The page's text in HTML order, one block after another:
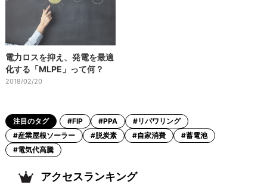
電力ロスを抑え、発電を最適
化する「MLPE」って何？
2018/02/20
注目のタグ #FIP #PPA
#リパワリング
#産業屋根ソーラー
#脱炭素 #自家消費
#蓄電池
#電気代高騰
アクセスランキング